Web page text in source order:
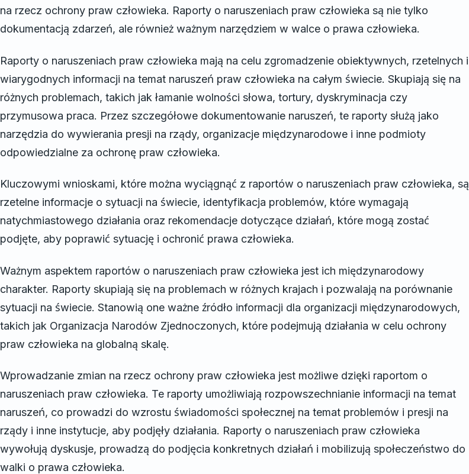
na rzecz ochrony praw człowieka. Raporty o naruszeniach praw człowieka są nie tylko
dokumentacją zdarzeń, ale również ważnym narzędziem w walce o prawa człowieka.
Raporty o naruszeniach praw człowieka mają na celu zgromadzenie obiektywnych, rzetelnych i
wiarygodnych informacji na temat naruszeń praw człowieka na całym świecie. Skupiają się na
różnych problemach, takich jak łamanie wolności słowa, tortury, dyskryminacja czy
przymusowa praca. Przez szczegółowe dokumentowanie naruszeń, te raporty służą jako
narzędzia do wywierania presji na rządy, organizacje międzynarodowe i inne podmioty
odpowiedzialne za ochronę praw człowieka.
Kluczowymi wnioskami, które można wyciągnąć z raportów o naruszeniach praw człowieka, są
rzetelne informacje o sytuacji na świecie, identyfikacja problemów, które wymagają
natychmiastowego działania oraz rekomendacje dotyczące działań, które mogą zostać
podjęte, aby poprawić sytuację i ochronić prawa człowieka.
Ważnym aspektem raportów o naruszeniach praw człowieka jest ich międzynarodowy
charakter. Raporty skupiają się na problemach w różnych krajach i pozwalają na porównanie
sytuacji na świecie. Stanowią one ważne źródło informacji dla organizacji międzynarodowych,
takich jak Organizacja Narodów Zjednoczonych, które podejmują działania w celu ochrony
praw człowieka na globalną skalę.
Wprowadzanie zmian na rzecz ochrony praw człowieka jest możliwe dzięki raportom o
naruszeniach praw człowieka. Te raporty umożliwiają rozpowszechnianie informacji na temat
naruszeń, co prowadzi do wzrostu świadomości społecznej na temat problemów i presji na
rządy i inne instytucje, aby podjęły działania. Raporty o naruszeniach praw człowieka
wywołują dyskusje, prowadzą do podjęcia konkretnych działań i mobilizują społeczeństwo do
walki o prawa człowieka.